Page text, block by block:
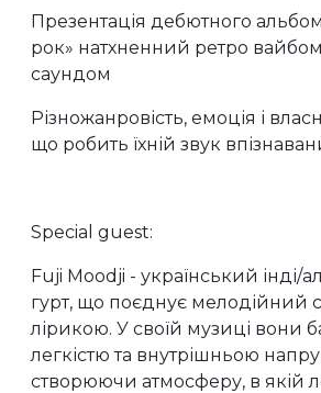
Презентація дебютного
рок» натхненний ретро
саундом
Різножанровість, емоція і
що робить їхній звук
Special guest:
Fuji Moodji - український інді/
гурт, що поєднує мелодійний
лірикою. У своїй музиці вони
легкістю та внутрішньою
створюючи атмосферу, в якій